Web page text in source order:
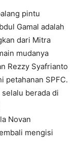
pintu
Gamal adalah
dari Mitra
mudanya
Rezzy Syafrianto
petahanan SPFC.
selalu berada di
Novan
mengisi